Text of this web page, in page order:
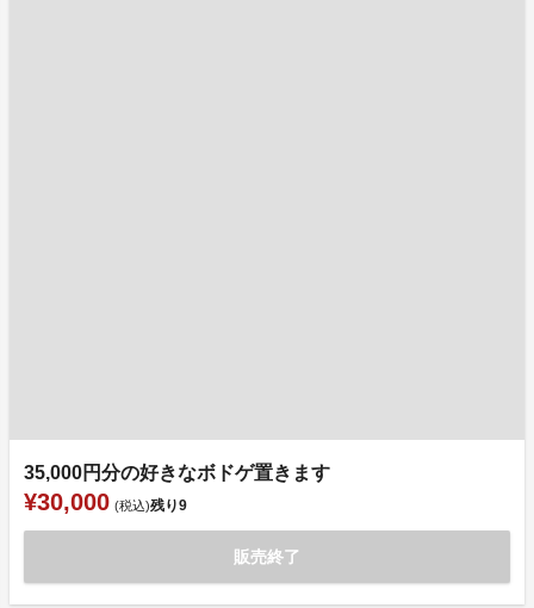
35,000円分の好きなボドゲ置きます
¥30,000 (税込)残り9
販売終了